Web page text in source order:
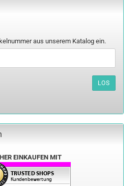
aus unserem Katalog ein.
LOS
EINKAUFEN MIT